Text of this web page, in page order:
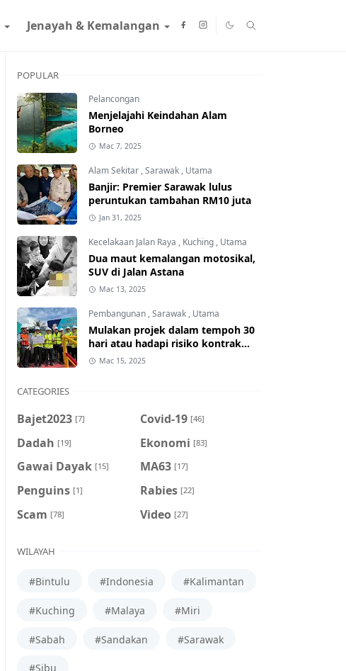
Jenayah & Kemalangan
POPULAR
Pelancongan
Menjelajahi Keindahan Alam
Borneo
Mac 7, 2025
Alam Sekitar ,Sarawak , Utama
Banjir: Premier Sarawak lulus
peruntukan tambahan RM10 juta
Jan 31, 2025
Kecelakaan Jalan Raya , Kuching , Utama
Dua maut kemalangan motosikal,
SUV di Jalan Astana
Mac 13, 2025
Pembangunan ,Sarawak , Utama
Mulakan projek dalam tempoh 30
hari atau hadapi risiko kontrak
ditamatkan
Mac 15, 2025
CATEGORIES
Bajet2023 [7] Covid-19 [46]
Dadah [19] Ekonomi [83]
Gawai Dayak [15] MA63 [17]
Penguins [1] Rabies [22]
Scam [78] Video [27]
WILAYAH
#Bintulu #Indonesia #Kalimantan
#Kuching #Malaya #Miri
#Sabah #Sandakan #Sarawak
#Sibu